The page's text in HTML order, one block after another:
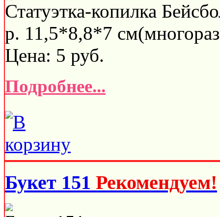
Статуэтка-копилка
р. 11,5*8,8*7
Цена: 5 руб.
Подробнее...
Букет 151 Рекомендуем!